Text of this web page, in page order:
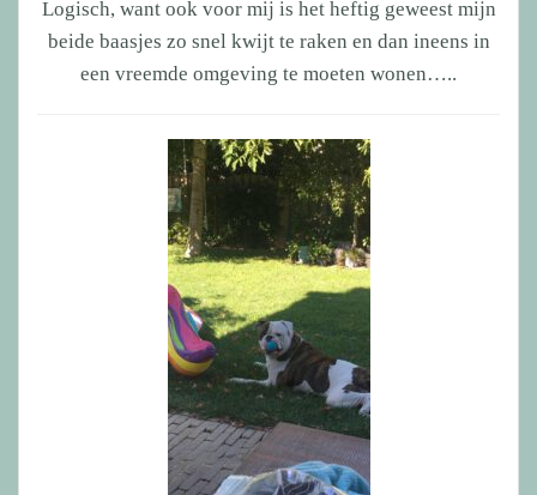
Logisch, want ook voor mij is het heftig geweest mijn
beide baasjes zo snel kwijt te raken en dan ineens in
een vreemde omgeving te moeten wonen…..